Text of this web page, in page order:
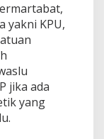
yakni KPU,
jika ada
yang